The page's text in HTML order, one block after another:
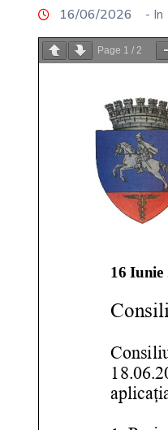
16/06/2026 - In
Page 1 / 2